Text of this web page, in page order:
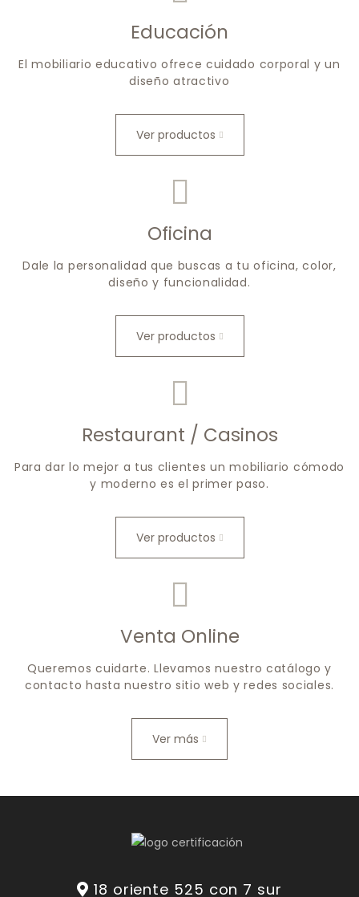
Educación
El mobiliario educativo ofrece cuidado corporal y un
diseño atractivo
Ver productos
Oficina
Dale la personalidad que buscas a tu oficina, color,
diseño y funcionalidad.
Ver productos
Restaurant / Casinos
Para dar lo mejor a tus clientes un mobiliario cómodo
y moderno es el primer paso.
Ver productos
Venta Online
Queremos cuidarte. Llevamos nuestro catálogo y
contacto hasta nuestro sitio web y redes sociales.
Ver más
18 oriente 525 con 7 sur